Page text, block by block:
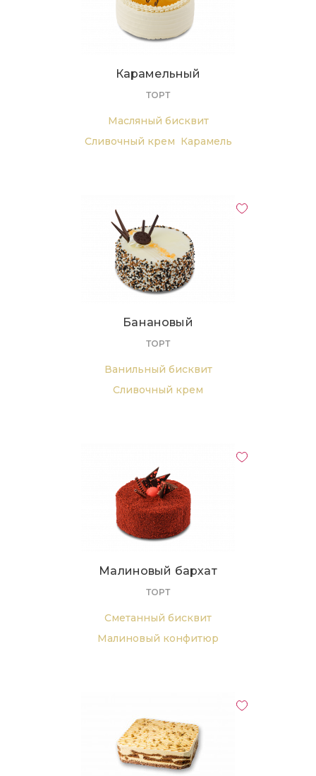
Карамельный
ТОРТ
Масляный бисквит
Сливочный крем Карамель
Банановый
ТОРТ
Ванильный бисквит
Сливочный крем
Малиновый бархат
ТОРТ
Сметанный бисквит
Малиновый конфитюр